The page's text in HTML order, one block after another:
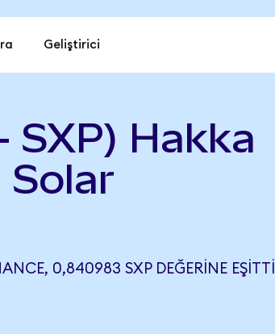
Geliştirici
SXP) Hakka
Solar
0,840983 SXP DEĞERINE